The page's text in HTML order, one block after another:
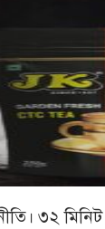
৩২